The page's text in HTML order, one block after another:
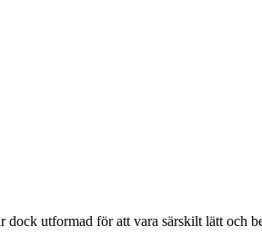
utformad för att vara särskilt lätt och